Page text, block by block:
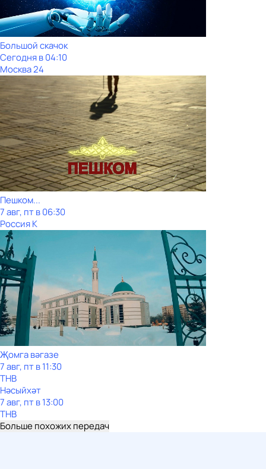
Большой скачок
Сегодня в 04:10
Москва 24
Пешком...
7 авг, пт в 06:30
Россия К
Җомга вәгазе
7 авг, пт в 11:30
ТНВ
Нәсыйхәт
7 авг, пт в 13:00
ТНВ
Больше похожих передач